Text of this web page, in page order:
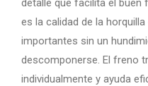
detalle que facilita el
es la calidad de la
importantes sin un
descomponerse. El freno
individualmente y ayuda